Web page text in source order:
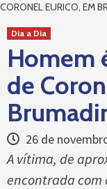
CORONEL EURICO, EM
Dia a Dia
Homem
de
26 de
A vítima, de
encontrada com